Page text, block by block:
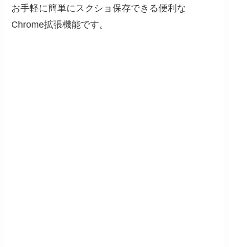
お手軽に簡単にスクショ保存できる便利な
Chrome拡張機能です。